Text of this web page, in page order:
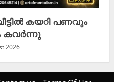
കയറി പണവും
കവർന്നു
2026